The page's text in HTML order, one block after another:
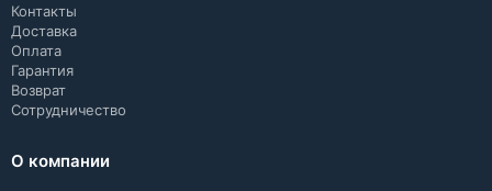
Контакты
Доставка
Оплата
Гарантия
Возврат
Сотрудничество
О компании